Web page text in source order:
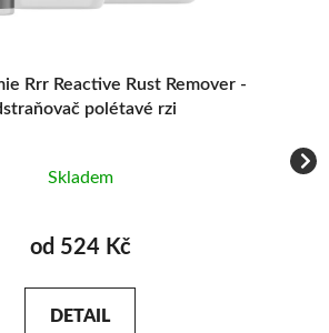
Rrr Reactive Rust Remover -
polétavé rzi
Skladem
od 524 Kč
DETAIL